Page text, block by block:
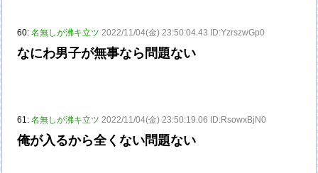
60:名無しが沸キ立ツ 2022/11/04(金) 23:50:04.43 ID:YzrszwGp0
なにわ男子が無事なら問題ない
61:名無しが沸キ立ツ 2022/11/04(金) 23:50:19.06 ID:RsowxBjN0
俺が入るから全くない問題ない